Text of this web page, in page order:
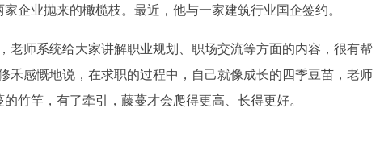
企业抛来的橄榄枝。最近，他与一家建筑行业国企签约。
师系统给大家讲解职业规划、职场交流等方面的内容，很有帮
禾感慨地说，在求职的过程中，自己就像成长的四季豆苗，老师
竹竿，有了牵引，藤蔓才会爬得更高、长得更好。